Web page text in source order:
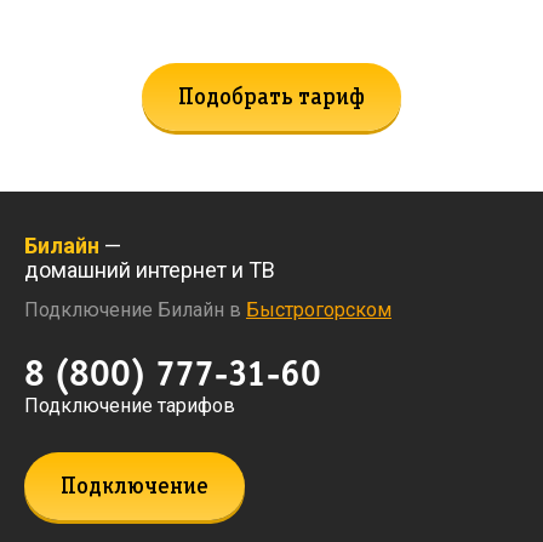
Подобрать тариф
Билайн —
домашний интернет и ТВ
Подключение Билайн в Быстрогорском
8 (800) 777-31-60
Подключение тарифов
Подключение